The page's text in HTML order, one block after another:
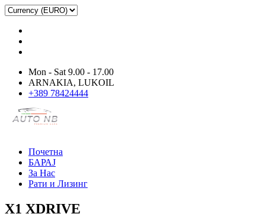
Mon - Sat 9.00 - 17.00
ARNAKIA, LUKOIL
+389 78424444
Почетна
БАРАЈ
За Нас
Рати и Лизинг
X1 XDRIVE